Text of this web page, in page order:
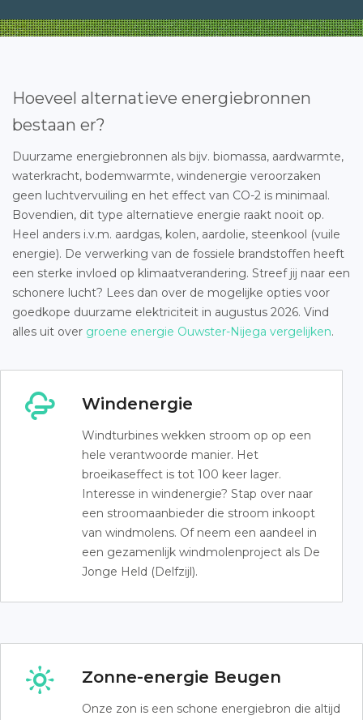
Hoeveel alternatieve energiebronnen
bestaan er?
Duurzame energiebronnen als bijv. biomassa, aardwarmte,
waterkracht, bodemwarmte, windenergie veroorzaken
geen luchtvervuiling en het effect van CO-2 is minimaal.
Bovendien, dit type alternatieve energie raakt nooit op.
Heel anders i.v.m. aardgas, kolen, aardolie, steenkool (vuile
energie). De verwerking van de fossiele brandstoffen heeft
een sterke invloed op klimaatverandering. Streef jij naar een
schonere lucht? Lees dan over de mogelijke opties voor
goedkope duurzame elektriciteit in augustus 2026. Vind
alles uit over groene energie Ouwster-Nijega vergelijken.
Windenergie
Windturbines wekken stroom op op een
hele verantwoorde manier. Het
broeikaseffect is tot 100 keer lager.
Interesse in windenergie? Stap over naar
een stroomaanbieder die stroom inkoopt
van windmolens. Of neem een aandeel in
een gezamenlijk windmolenproject als De
Jonge Held (Delfzijl).
Zonne-energie Beugen
Onze zon is een schone energiebron die altijd